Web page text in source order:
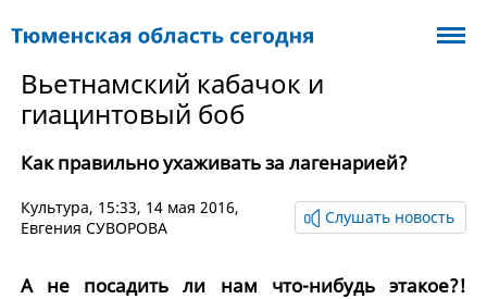
Вьетнамский кабачок и
гиацинтовый боб
Как правильно ухаживать за лагенарией?
Культура, 15:33, 14 мая 2016,
Евгения СУВОРОВА
Слушать новость
А не посадить ли нам что-нибудь этакое?!